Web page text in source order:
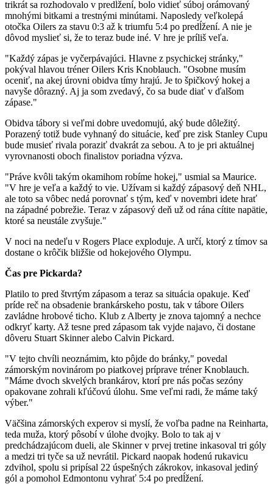
trikrát sa rozhodovalo v predĺžení, bolo vidieť súboj orámovaný
mnohými bitkami a trestnými minútami. Naposledy veľkolepá
otočka Oilers za stavu 0:3 až k triumfu 5:4 po predĺžení. A nie je
dôvod myslieť si, že to teraz bude iné. V hre je príliš veľa.
"Každý zápas je vyčerpávajúci. Hlavne z psychickej stránky,"
pokýval hlavou tréner Oilers Kris Knoblauch. "Osobne musím
oceniť, na akej úrovni obidva tímy hrajú. Je to špičkový hokej a
navyše dôrazný. Aj ja som zvedavý, čo sa bude diať v ďalšom
zápase."
Obidva tábory si veľmi dobre uvedomujú, aký bude dôležitý.
Porazený totiž bude vyhnaný do situácie, keď pre zisk Stanley Cupu
bude musieť rivala poraziť dvakrát za sebou. A to je pri aktuálnej
vyrovnanosti oboch finalistov poriadna výzva.
"Práve kvôli takým okamihom robíme hokej," usmial sa Maurice.
"V hre je veľa a každý to vie. Užívam si každý zápasový deň NHL,
ale toto sa vôbec nedá porovnať s tým, keď v novembri idete hrať
na západné pobrežie. Teraz v zápasový deň už od rána cítite napätie,
ktoré sa neustále zvyšuje."
V noci na nedeľu v Rogers Place exploduje. A určí, ktorý z tímov sa
dostane o krôčik bližšie od hokejového Olympu.
Čas pre Pickarda?
Platilo to pred štvrtým zápasom a teraz sa situácia opakuje. Keď
príde reč na obsadenie brankárskeho postu, tak v tábore Oilers
zavládne hrobové ticho. Klub z Alberty je znova tajomný a nechce
odkryť karty. Až tesne pred zápasom tak vyjde najavo, či dostane
dôveru Stuart Skinner alebo Calvin Pickard.
"V tejto chvíli neoznámim, kto pôjde do bránky," povedal
zámorským novinárom po piatkovej príprave tréner Knoblauch.
"Máme dvoch skvelých brankárov, ktorí pre nás počas sezóny
opakovane zohrali kľúčovú úlohu. Sme veľmi radi, že máme taký
výber."
Väčšina zámorských experov si myslí, že voľba padne na Reinharta,
teda muža, ktorý pôsobí v úlohe dvojky. Bolo to tak aj v
predchádzajúcom dueli, ale Skinner v prvej tretine inkasoval tri góly
a medzi tri tyče sa už nevrátil. Pickard naopak hodenú rukavicu
zdvihol, spolu si pripísal 22 úspešných zákrokov, inkasoval jediný
gól a pomohol Edmontonu vyhrať 5:4 po predĺžení.